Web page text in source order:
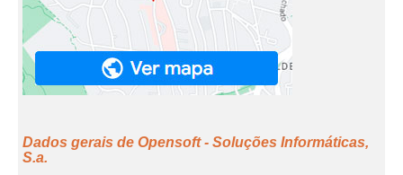
Dados gerais de Opensoft - Soluções Informáticas,
S.a.